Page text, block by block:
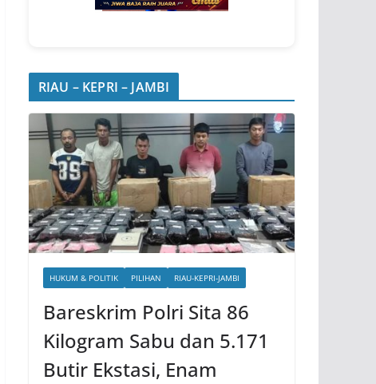
RIAU – KEPRI – JAMBI
HUKUM & POLITIK PILIHAN RIAU-KEPRI-JAMBI
Bareskrim Polri Sita 86
Kilogram Sabu dan 5.171
Butir Ekstasi, Enam